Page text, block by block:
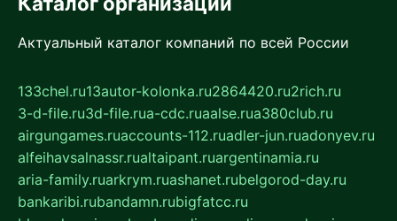
Актуальный каталог компаний по всей России
133chel.ru13autor-kolonka.ru2864420.ru2rich.ru
3-d-file.ru3d-file.rua-cdc.ruaalse.rua380club.ru
airgungames.ruaccounts-112.ruadler-jun.ruadonyev.ru
alfeihavsalnassr.rualtaipant.ruargentinamia.ru
aria-family.ruarkrym.ruashanet.rubelgorod-day.ru
bankaribi.rubandamn.rubigfatcc.ru